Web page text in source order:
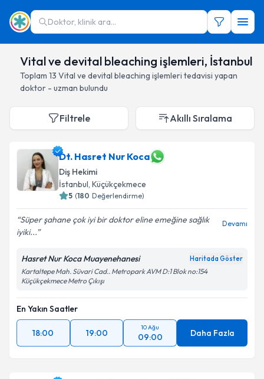
Doktor, klinik ara...
Vital ve devital bleaching işlemleri, İstanbul
Toplam 13 Vital ve devital bleaching işlemleri tedavisi yapan
doktor - uzman bulundu
Filtrele Akıllı Sıralama
Dt. Hasret Nur Koca
Diş Hekimi
İstanbul, Küçükçekmece
5 (180 Değerlendirme)
Süper şahane çok iyi bir doktor eline emeğine sağlık
iyiki...
Devamı
Hasret Nur Koca Muayenehanesi Haritada Göster
Kartaltepe Mah. Süvari Cad.. Metropark AVM D:1 Blok no:154
Küçükçekmece Metro Çıkışı
En Yakın Saatler
18:00 19:00
10 Ağu
09:00 Daha Fazla